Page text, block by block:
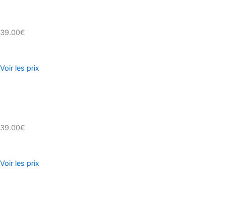
39.00€
Voir les prix
39.00€
Voir les prix